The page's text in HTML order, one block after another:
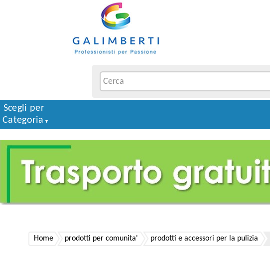
Scegli per
Categoria
Home prodotti per comunita' prodotti e accessori per la pulizia